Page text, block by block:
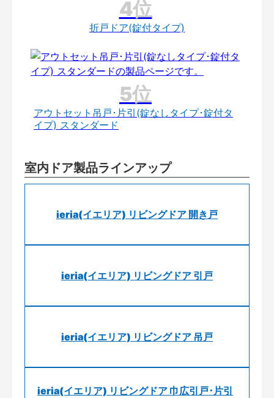
折戸ドア(錠付タイプ)
アウトセット吊戸･片引(錠なしタイプ･錠付タ
イプ) スタンダード
室内ドア製品ラインアップ
ieria(イエリア) リビングドア 開き戸
ieria(イエリア) リビングドア 引戸
ieria(イエリア) リビングドア 吊戸
ieria(イエリア) リビングドア 巾広引戸･片引